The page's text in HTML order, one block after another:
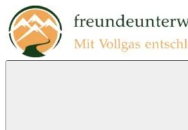
Zum
Inhalt
springen